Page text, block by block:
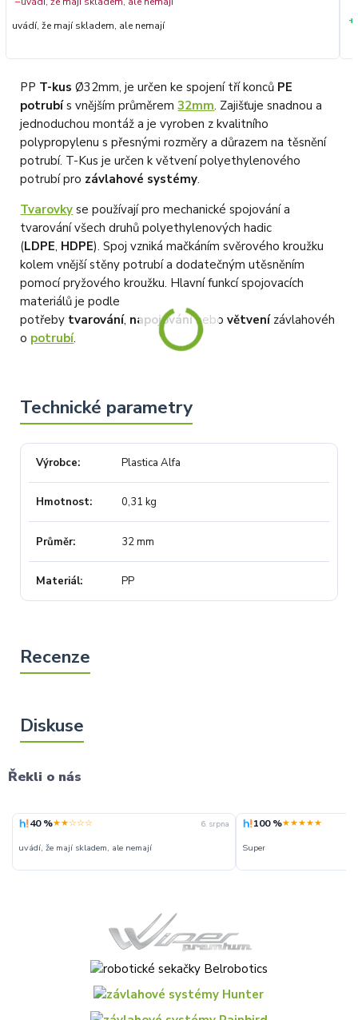
uvádí, že mají skladem, ale nemají
+
PP T-kus Ø32mm, je určen ke spojení tří konců PE
potrubís vnějším průměrem32mm. Zajišťuje snadnou a
jednoduchou montáž a je vyroben z kvalitního
polypropylenu s přesnými rozměry a důrazem na těsnění
potrubí. T-Kus je určen k větvení polyethylenového
potrubí pro závlahové systémy.
Tvarovky se používají pro mechanické spojování a
tvarování všech druhů polyethylenových hadic
(LDPE, HDPE). Spoj vzniká mačkáním svěrového kroužku
kolem vnější stěny potrubí a dodatečným utěsněním
pomocí pryžového kroužku. Hlavní funkcí spojovacích
materiálů je podle
potřeby tvarování, napojovánínebovětvení závlahovéh
o potrubí.
Výrobce Plastica Alfa
Hmotnost 0,31 kg
Průměr 32 mm
Materiál PP
Řekli o nás
40 %★★☆☆☆ 6. srpna
uvádí, že mají skladem, ale nemají
100 %★★★★★
Super